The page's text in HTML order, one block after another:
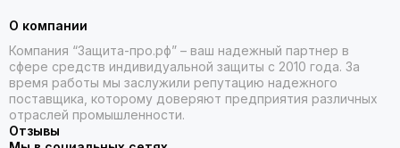
О компании
Компания “Защита-про.рф” – ваш надежный партнер в
сфере средств индивидуальной защиты с 2010 года. За
время работы мы заслужили репутацию надежного
поставщика, которому доверяют предприятия различных
отраслей промышленности.
Отзывы